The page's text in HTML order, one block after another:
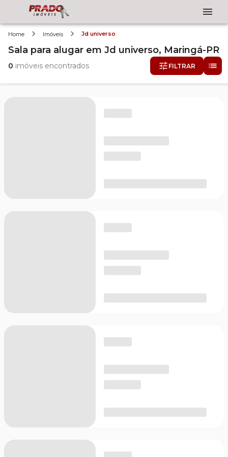
Home Imóveis Jd universo
Sala para alugar em Jd universo, Maringá-PR
0 imóveis encontrados FILTRAR